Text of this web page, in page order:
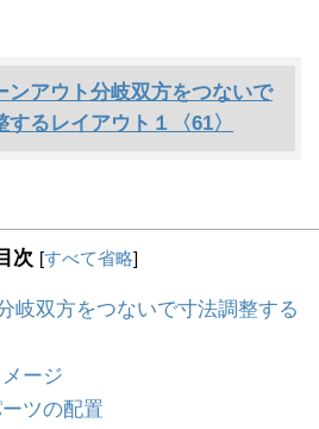
ンアウト分岐双方をつないで
するレイアウト１〈61〉
次 [すべて省略]
岐双方をつないで寸法調整する
ージ
ツの配置